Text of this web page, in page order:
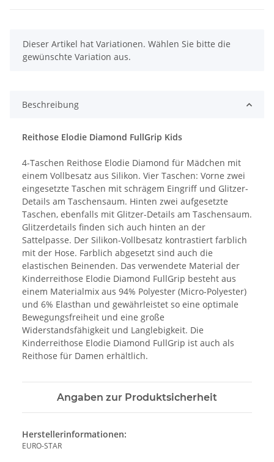
x
Dieser Artikel hat Variationen. Wählen Sie bitte die
gewünschte Variation aus.
Beschreibung
Reithose Elodie Diamond FullGrip Kids
4-Taschen Reithose Elodie Diamond für Mädchen mit
einem Vollbesatz aus Silikon. Vier Taschen: Vorne zwei
eingesetzte Taschen mit schrägem Eingriff und Glitzer-
Details am Taschensaum. Hinten zwei aufgesetzte
Taschen, ebenfalls mit Glitzer-Details am Taschensaum.
Glitzerdetails finden sich auch hinten an der
Sattelpasse. Der Silikon-Vollbesatz kontrastiert farblich
mit der Hose. Farblich abgesetzt sind auch die
elastischen Beinenden. Das verwendete Material der
Kinderreithose Elodie Diamond FullGrip besteht aus
einem Materialmix aus 94% Polyester (Micro-Polyester)
und 6% Elasthan und gewährleistet so eine optimale
Bewegungsfreiheit und eine große
Widerstandsfähigkeit und Langlebigkeit. Die
Kinderreithose Elodie Diamond FullGrip ist auch als
Reithose für Damen erhältlich.
Angaben zur Produktsicherheit
Herstellerinformationen:
EURO-STAR